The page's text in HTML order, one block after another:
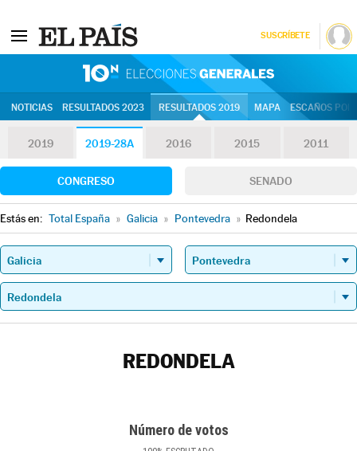
SUSCRÍBETE
NOTICIAS RESULTADOS 2023 RESULTADOS 2019 MAPA ESCAÑOS
2019 2019-28A 2016 2015 2011
CONGRESO SENADO
Estás en: Total España » Galicia » Pontevedra » Redondela
REDONDELA
Número de votos